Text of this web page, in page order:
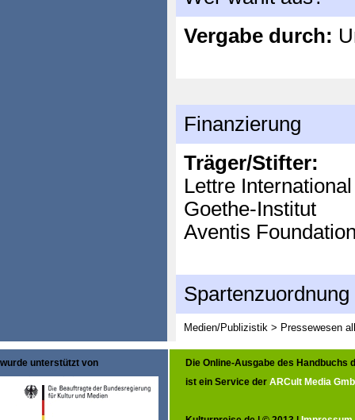
Vergabe durch:
Finanzierung
Träger/Stifter:
Lettre
Goethe-Institut
Aventis
Spartenzuordnung
Medien/Publizistik > Pressewesen
wurde unterstützt von
Die Online-Ausgabe des Handbuchs
ist ein Service der ARCult Media